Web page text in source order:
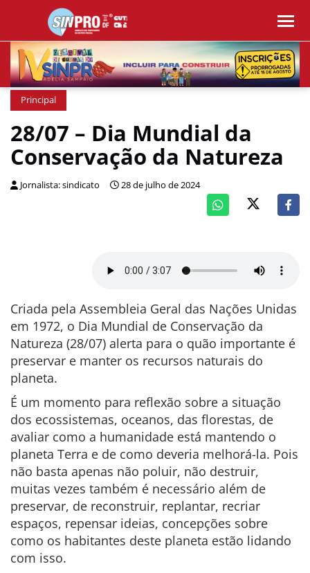
Principal
28/07 – Dia Mundial da
Conservação da Natureza
Jornalista: sindicato 28 de julho de 2024
Criada pela Assembleia Geral das Nações Unidas
em 1972, o Dia Mundial de Conservação da
Natureza (28/07) alerta para o quão importante é
preservar e manter os recursos naturais do
planeta.
É um momento para reflexão sobre a situação
dos ecossistemas, oceanos, das florestas, de
avaliar como a humanidade está mantendo o
planeta Terra e de como deveria melhorá-la. Pois
não basta apenas não poluir, não destruir,
muitas vezes também é necessário além de
preservar, de reconstruir, replantar, recriar
espaços, repensar ideias, concepções sobre
como os habitantes deste planeta estão lidando
com isso.